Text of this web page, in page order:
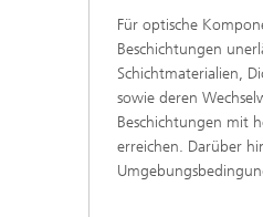
Für optische
Beschichtungen
Schichtmaterialien,
sowie deren
Beschichtungen mit
erreichen. Darüber